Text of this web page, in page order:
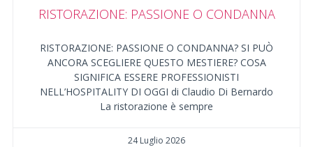
RISTORAZIONE: PASSIONE O CONDANNA
RISTORAZIONE: PASSIONE O CONDANNA? SI PUÒ
ANCORA SCEGLIERE QUESTO MESTIERE? COSA
SIGNIFICA ESSERE PROFESSIONISTI
NELL’HOSPITALITY DI OGGI di Claudio Di Bernardo
La ristorazione è sempre
24 Luglio 2026